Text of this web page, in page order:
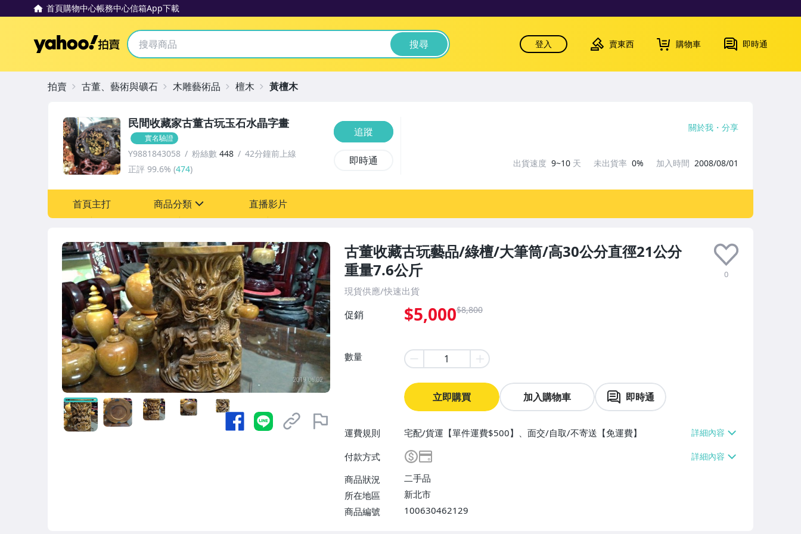
首頁購物中心帳務中心信箱App下載
Yahoo拍賣 搜尋 登入 賣東西 購物車 即時通
收藏品
古董收藏古玩藝品/綠檀/大筆筒/高30公分直徑21公分
重量7.6公斤
0
現貨供應/快速出貨
促銷 $5,000$8,800
數量
立即購買 加入購物車 即時通
運費規則
宅配/貨運【單件運費$500】、面交/自取/不寄送【免運費】
付款方式
商品狀況
二手品
所在地區
新北市
商品編號
100630462129
民間收藏家古董古玩玉石水晶字畫
實名驗證
Y9881843058 粉絲數 448
42分鐘前上線
正評 99.6% (474)
追蹤
即時通
關於我 分享
出貨速度 9~10 天 未出貨率 0% 加入時間 2008/08/01
首頁主打 商品分類
原創設計良品
古董、藝術與礦石
居家、家具與園藝
玩具、模型與公仔
手錶與飾品配件
美食與地方特產
直播影片
拍賣 古董、藝術與礦石 木雕藝術品 檀木 黃檀木